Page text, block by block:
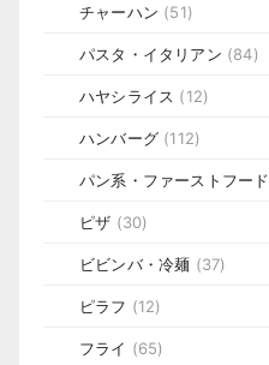
チャーハン (51)
パスタ・イタリアン (84)
ハヤシライス (12)
ハンバーグ (112)
パン系・ファーストフード
ピザ (30)
ビビンバ・冷麺 (37)
ピラフ (12)
フライ (65)